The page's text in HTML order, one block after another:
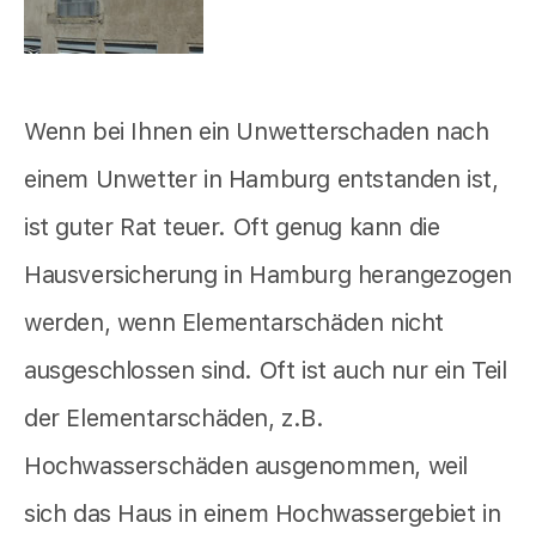
Wenn bei Ihnen ein Unwetterschaden nach
einem Unwetter in Hamburg entstanden ist,
ist guter Rat teuer. Oft genug kann die
Hausversicherung in Hamburg herangezogen
werden, wenn Elementarschäden nicht
ausgeschlossen sind. Oft ist auch nur ein Teil
der Elementarschäden, z.B.
Hochwasserschäden ausgenommen, weil
sich das Haus in einem Hochwassergebiet in